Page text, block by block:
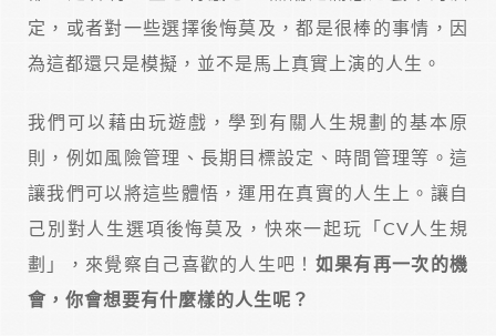
定，或者對一些選擇後悔莫及，都是很棒的事情，因
為這都還只是模擬，並不是馬上真實上演的人生。
我們可以藉由玩遊戲，學到有關人生規劃的基本原
則，例如風險管理、長期目標設定、時間管理等。這
讓我們可以將這些體悟，運用在真實的人生上。讓自
己別對人生選項後悔莫及，快來一起玩「CV人生規
劃」，來覺察自己喜歡的人生吧！ 如果有再一次的機
會，你會想要有什麼樣的人生呢？